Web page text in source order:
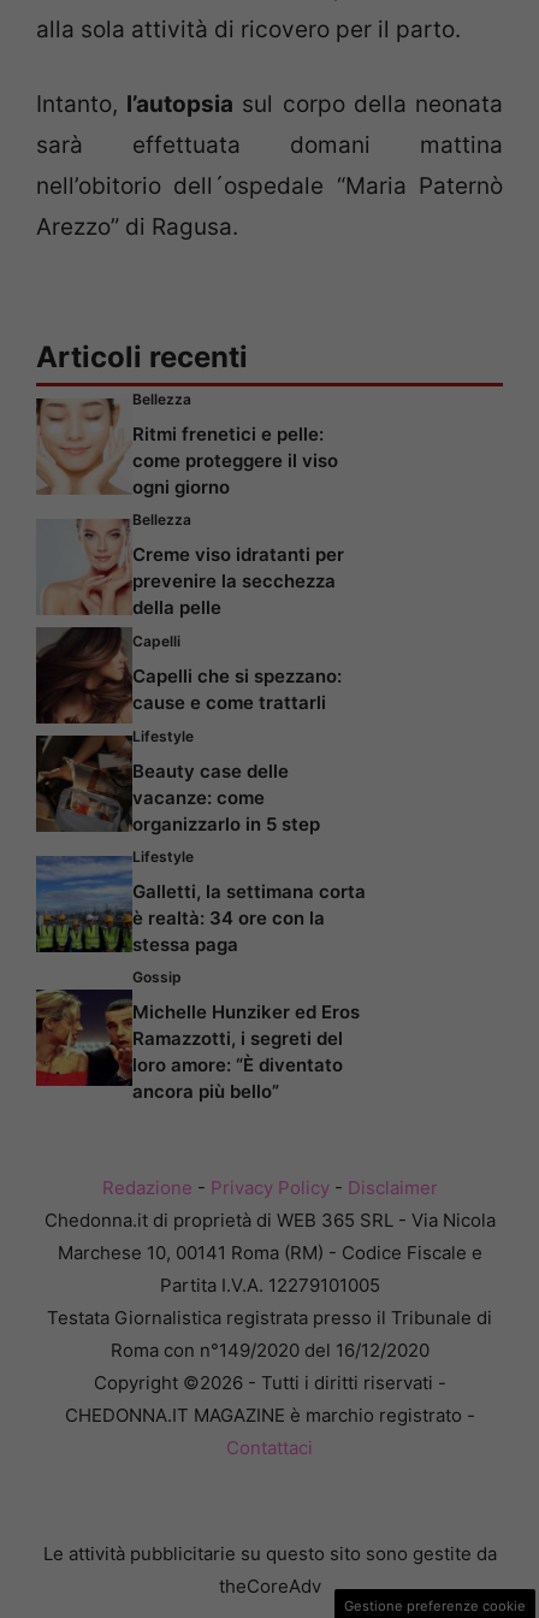
alla sola attività di ricovero per il parto.
Intanto, l’autopsia sul corpo della neonata
sarà effettuata domani mattina
nell’obitorio dell´ospedale “Maria Paternò
Arezzo” di Ragusa.
Articoli recenti
Bellezza
Ritmi frenetici e pelle:
come proteggere il viso
ogni giorno
Bellezza
Creme viso idratanti per
prevenire la secchezza
della pelle
Capelli
Capelli che si spezzano:
cause e come trattarli
Lifestyle
Beauty case delle
vacanze: come
organizzarlo in 5 step
Lifestyle
Galletti, la settimana corta
è realtà: 34 ore con la
stessa paga
Gossip
Michelle Hunziker ed Eros
Ramazzotti, i segreti del
loro amore: “È diventato
ancora più bello”
Redazione - Privacy Policy- Disclaimer
Chedonna.it di proprietà di WEB 365 SRL - Via Nicola
Marchese 10, 00141 Roma (RM) - Codice Fiscale e
Partita I.V.A. 12279101005
Testata Giornalistica registrata presso il Tribunale di
Roma con n°149/2020 del 16/12/2020
Copyright ©2026 - Tutti i diritti riservati -
CHEDONNA.IT MAGAZINE è marchio registrato -
Contattaci
Le attività pubblicitarie su questo sito sono gestite da
theCoreAdv
Gestione preferenze cookie